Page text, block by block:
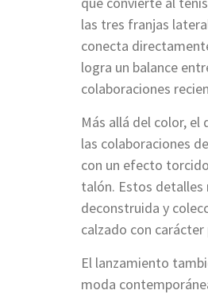
las tres franjas
conecta
logra un balance
colaboraciones
Más allá del color,
las colaboraciones
con un efecto
talón. Estos detalles
deconstruida y
calzado con carácter
El lanzamiento
moda